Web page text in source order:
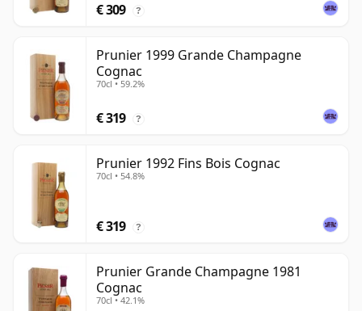
€ 309 ?
Prunier 1999 Grande Champagne
Cognac
70cl • 59.2%
€ 319 ?
Prunier 1992 Fins Bois Cognac
70cl • 54.8%
€ 319 ?
Prunier Grande Champagne 1981
Cognac
70cl • 42.1%